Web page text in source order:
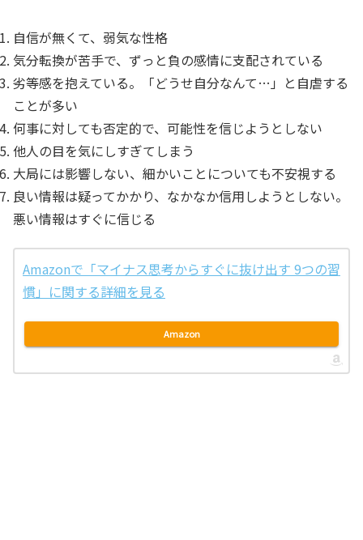
自信が無くて、弱気な性格
気分転換が苦手で、ずっと負の感情に支配されている
劣等感を抱えている。「どうせ自分なんて…」と自虐する
ことが多い
何事に対しても否定的で、可能性を信じようとしない
他人の目を気にしすぎてしまう
大局には影響しない、細かいことについても不安視する
良い情報は疑ってかかり、なかなか信用しようとしない。
悪い情報はすぐに信じる
Amazonで「マイナス思考からすぐに抜け出す 9つの習
慣」に関する詳細を見る
Amazon